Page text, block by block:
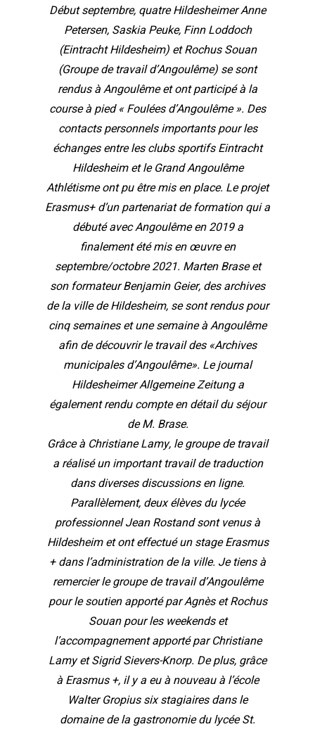
Début septembre, quatre Hildesheimer Anne
Petersen, Saskia Peuke, Finn Loddoch
(Eintracht Hildesheim) et Rochus Souan
(Groupe de travail d’Angoulême) se sont
rendus à Angoulême et ont participé à la
course à pied « Foulées d’Angoulême ». Des
contacts personnels importants pour les
échanges entre les clubs sportifs Eintracht
Hildesheim et le Grand Angoulême
Athlétisme ont pu être mis en place. Le projet
Erasmus+ d’un partenariat de formation qui a
débuté avec Angoulême en 2019 a
finalement été mis en œuvre en
septembre/octobre 2021. Marten Brase et
son formateur Benjamin Geier, des archives
de la ville de Hildesheim, se sont rendus pour
cinq semaines et une semaine à Angoulême
afin de découvrir le travail des «Archives
municipales d’Angoulême». Le journal
Hildesheimer Allgemeine Zeitung a
également rendu compte en détail du séjour
de M. Brase.
Grâce à Christiane Lamy, le groupe de travail
a réalisé un important travail de traduction
dans diverses discussions en ligne.
Parallèlement, deux élèves du lycée
professionnel Jean Rostand sont venus à
Hildesheim et ont effectué un stage Erasmus
+ dans l’administration de la ville. Je tiens à
remercier le groupe de travail d’Angoulême
pour le soutien apporté par Agnès et Rochus
Souan pour les weekends et
l’accompagnement apporté par Christiane
Lamy et Sigrid Sievers-Knorp. De plus, grâce
à Erasmus +, il y a eu à nouveau à l’école
Walter Gropius six stagiaires dans le
domaine de la gastronomie du lycée St.